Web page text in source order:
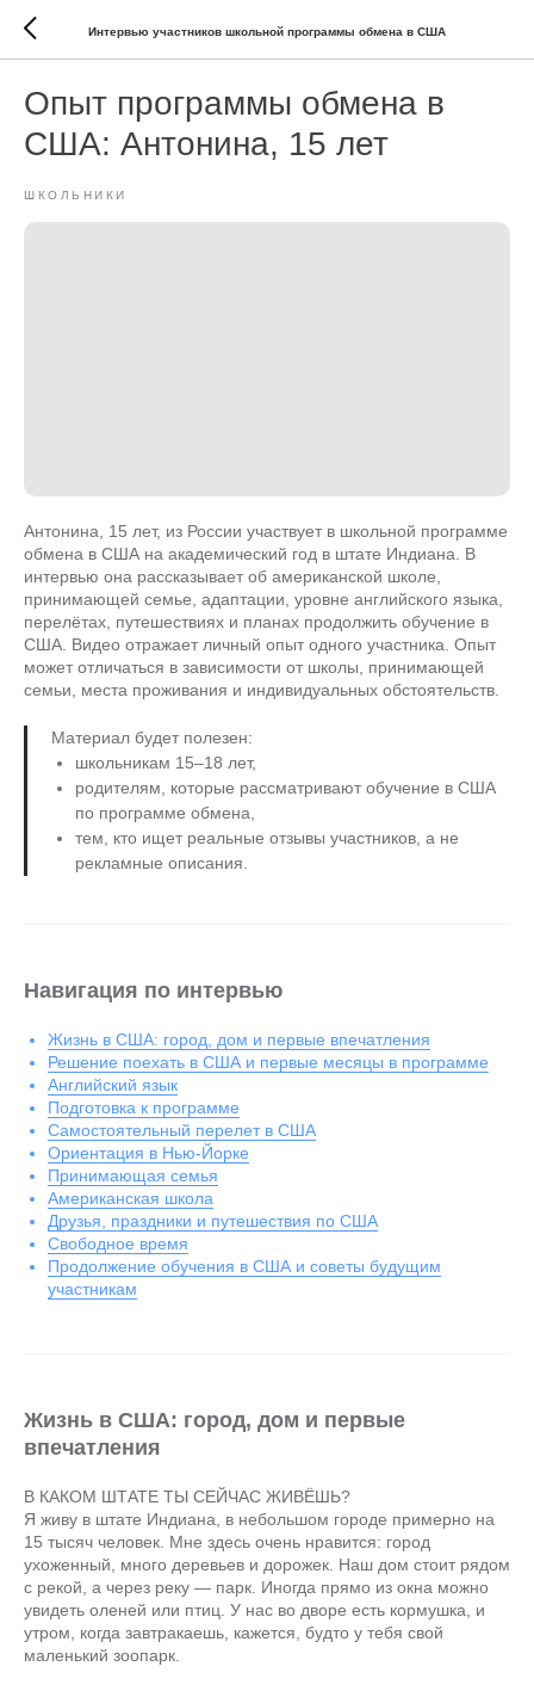
Интервью участников школьной программы обмена в США
Опыт программы обмена в
США: Антонина, 15 лет
ШКОЛЬНИКИ
Антонина, 15 лет, из России участвует в школьной программе
обмена в США на академический год в штате Индиана. В
интервью она рассказывает об американской школе,
принимающей семье, адаптации, уровне английского языка,
перелётах, путешествиях и планах продолжить обучение в
США. Видео отражает личный опыт одного участника. Опыт
может отличаться в зависимости от школы, принимающей
семьи, места проживания и индивидуальных обстоятельств.
Материал будет полезен:
школьникам 15–18 лет,
родителям, которые рассматривают обучение в США
по программе обмена,
тем, кто ищет реальные отзывы участников, а не
рекламные описания.
Навигация по интервью
Жизнь в США: город, дом и первые впечатления
Решение поехать в США и первые месяцы в программе
Английский язык
Подготовка к программе
Самостоятельный перелет в США
Ориентация в Нью-Йорке
Принимающая семья
Американская школа
Друзья, праздники и путешествия по США
Свободное время
Продолжение обучения в США и советы будущим
участникам
Жизнь в США: город, дом и первые
впечатления
В КАКОМ ШТАТЕ ТЫ СЕЙЧАС ЖИВЁШЬ?
Я живу в штате Индиана, в небольшом городе примерно на
15 тысяч человек. Мне здесь очень нравится: город
ухоженный, много деревьев и дорожек. Наш дом стоит рядом
с рекой, а через реку — парк. Иногда прямо из окна можно
увидеть оленей или птиц. У нас во дворе есть кормушка, и
утром, когда завтракаешь, кажется, будто у тебя свой
маленький зоопарк.